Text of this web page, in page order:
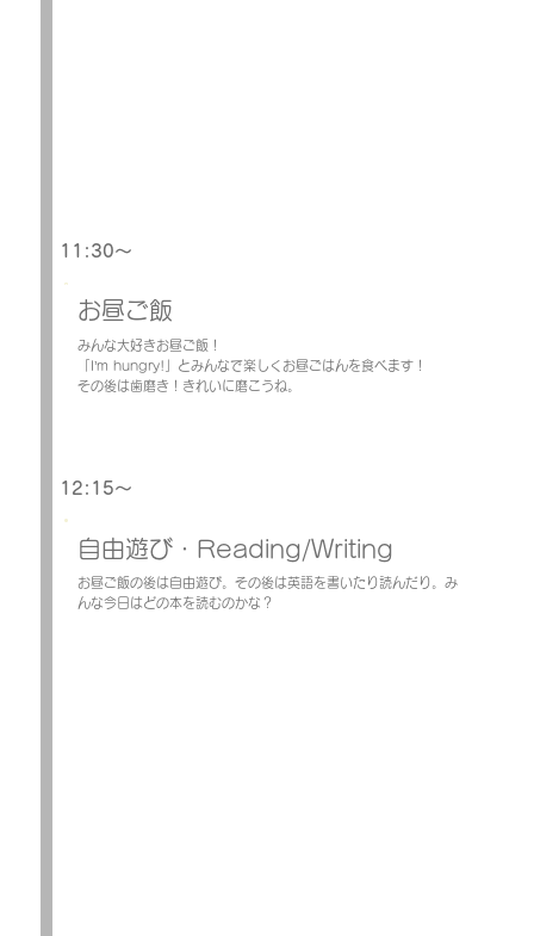
11:30～
お昼ご飯
みんな大好きお昼ご飯！
「I’m hungry!」とみんなで楽しくお昼ごはんを食べます！
その後は歯磨き！きれいに磨こうね。
12:15～
自由遊び・Reading/Writing
お昼ご飯の後は自由遊び。その後は英語を書いたり読んだり。み
んな今日はどの本を読むのかな？